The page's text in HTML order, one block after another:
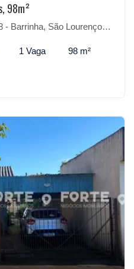
98m²
São Lourenço do Sul-RS
1 Vaga 98 m²